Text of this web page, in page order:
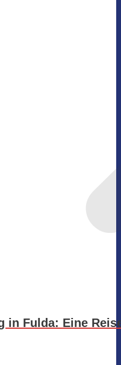
in Fulda: Eine